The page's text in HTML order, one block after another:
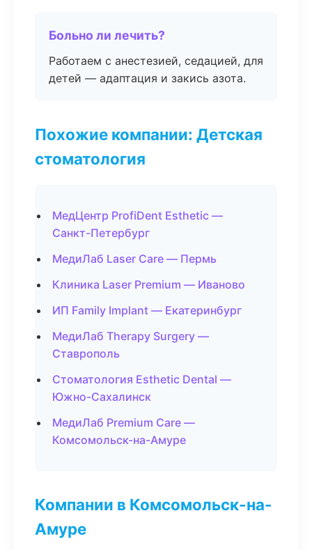
Больно ли лечить?
Работаем с анестезией, седацией, для
детей — адаптация и закись азота.
Похожие компании: Детская
стоматология
МедЦентр ProfiDent Esthetic —
Санкт-Петербург
МедиЛаб Laser Care — Пермь
Клиника Laser Premium — Иваново
ИП Family Implant — Екатеринбург
МедиЛаб Therapy Surgery —
Ставрополь
Стоматология Esthetic Dental —
Южно-Сахалинск
МедиЛаб Premium Care —
Комсомольск-на-Амуре
Компании в Комсомольск-на-
Амуре